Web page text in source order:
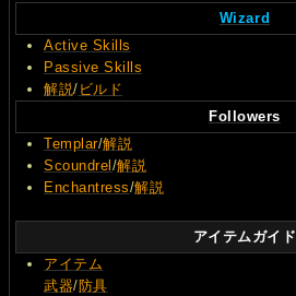
Wizard
Active Skills
Passive Skills
解説/ ビルド
Followers
Templar/解説
Scoundrel/解説
Enchantress/解説
アイテムガイド
アイテム
武器/防具